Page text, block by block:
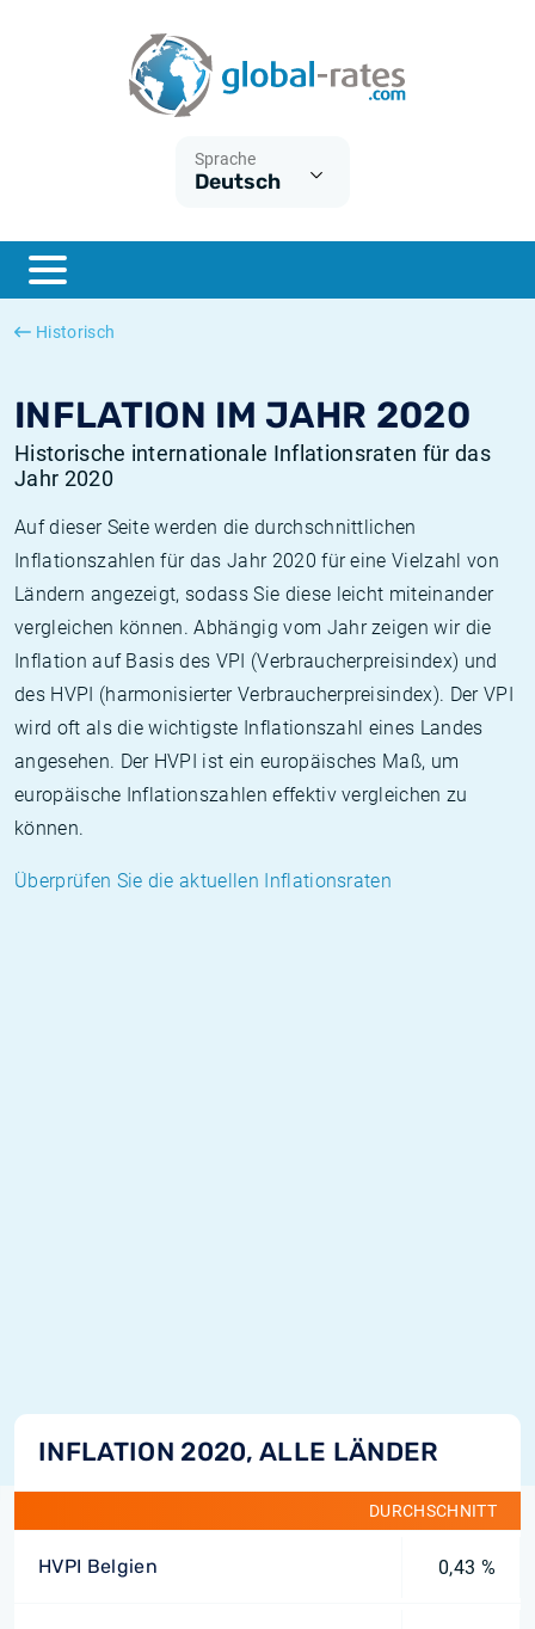
Sprache
Deutsch
Historisch
INFLATION IM JAHR 2020
Historische internationale Inflationsraten für das
Jahr 2020
Auf dieser Seite werden die durchschnittlichen
Inflationszahlen für das Jahr 2020 für eine Vielzahl von
Ländern angezeigt, sodass Sie diese leicht miteinander
vergleichen können. Abhängig vom Jahr zeigen wir die
Inflation auf Basis des VPI (Verbraucherpreisindex) und
des HVPI (harmonisierter Verbraucherpreisindex). Der VPI
wird oft als die wichtigste Inflationszahl eines Landes
angesehen. Der HVPI ist ein europäisches Maß, um
europäische Inflationszahlen effektiv vergleichen zu
können.
Überprüfen Sie die aktuellen Inflationsraten
INFLATION 2020, ALLE LÄNDER
DURCHSCHNITT
HVPI Belgien 0,43 %
ESTER
SONIA
Was ist die VPI-Inflation?
Was ist die HVPI-Inflation?
Deutsche inflation
Europäische inflation
Historische Euribor-Sätze
Historische ESTER-Sätze
Historische SOFR-Sätze
Historische SONIA-Sätze
Inflationsrechner